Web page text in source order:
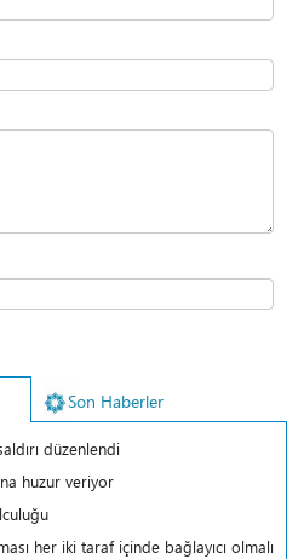
Son Haberler
düzenlendi
huzur veriyor
her iki taraf içinde bağlayıcı olmalı